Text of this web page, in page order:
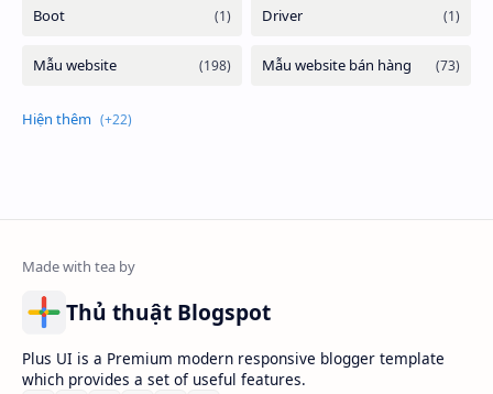
Thủ thuật Blogspot
Plus UI is a Premium modern responsive blogger template
which provides a set of useful features.